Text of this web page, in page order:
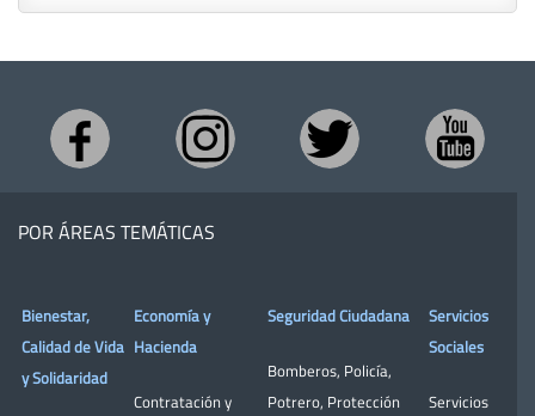
POR ÁREAS TEMÁTICAS
Bienestar,
Calidad de Vida
y Solidaridad
Economía y
Hacienda
Contratación y
Seguridad Ciudadana
Bomberos, Policía,
Potrero, Protección
Servicios
Sociales
Servicios